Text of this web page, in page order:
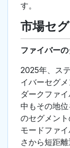
す。
市場セ
ファイバー
2025年、ス
イバーセグ
ダークファ
中もその地
のセグメン
モードファ
さから短距